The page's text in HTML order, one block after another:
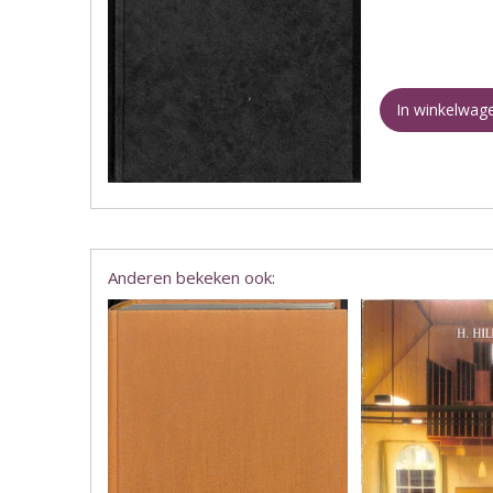
In
Anderen bekeken ook: